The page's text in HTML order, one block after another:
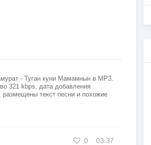
- Туган куни Мамамнын в MP3.
321 kbps, дата добавления
размещены текст песни и похожие
0 03:37